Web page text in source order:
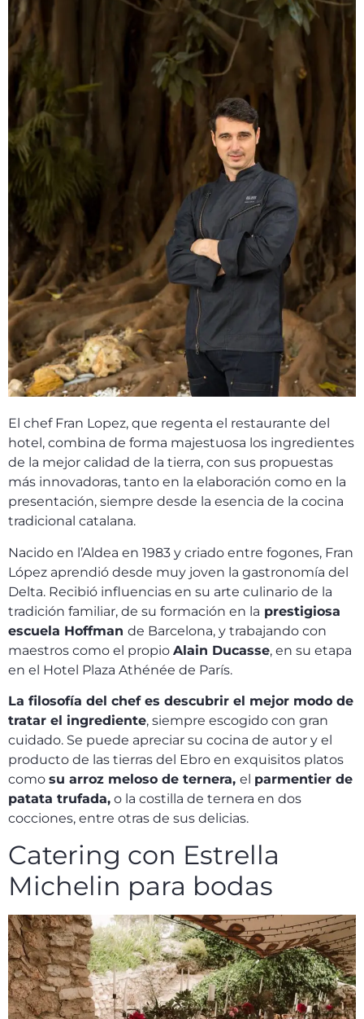
El chef Fran Lopez, que regenta el restaurante del
hotel, combina de forma majestuosa los ingredientes
de la mejor calidad de la tierra, con sus propuestas
más innovadoras, tanto en la elaboración como en la
presentación, siempre desde la esencia de la cocina
tradicional catalana.
Nacido en l’Aldea en 1983 y criado entre fogones, Fran
López aprendió desde muy joven la gastronomía del
Delta. Recibió influencias en su arte culinario de la
tradición familiar, de su formación en la prestigiosa
escuela Hoffman de Barcelona, y trabajando con
maestros como el propio Alain Ducasse, en su etapa
en el Hotel Plaza Athénée de París.
La filosofía del chef es descubrir el mejor modo de
tratar el ingrediente, siempre escogido con gran
cuidado. Se puede apreciar su cocina de autor y el
producto de las tierras del Ebro en exquisitos platos
como su arroz meloso de ternera, el parmentier de
patata trufada, o la costilla de ternera en dos
cocciones, entre otras de sus delicias.
Catering con Estrella
Michelin para bodas